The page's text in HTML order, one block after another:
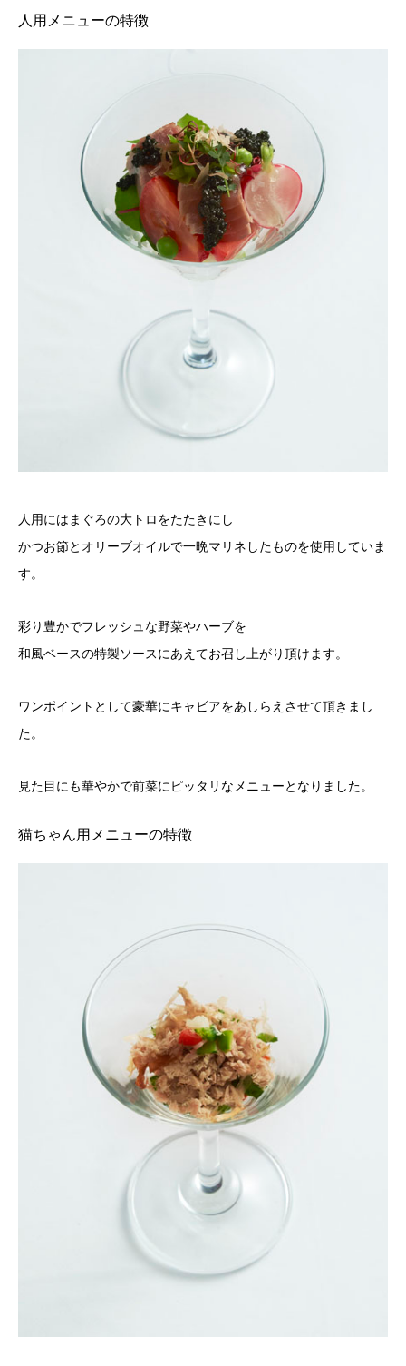
人用メニューの特徴
人用にはまぐろの大トロをたたきにし
かつお節とオリーブオイルで一晩マリネしたものを使用していま
す。
彩り豊かでフレッシュな野菜やハーブを
和風ベースの特製ソースにあえてお召し上がり頂けます。
ワンポイントとして豪華にキャビアをあしらえさせて頂きまし
た。
見た目にも華やかで前菜にピッタリなメニューとなりました。
猫ちゃん用メニューの特徴